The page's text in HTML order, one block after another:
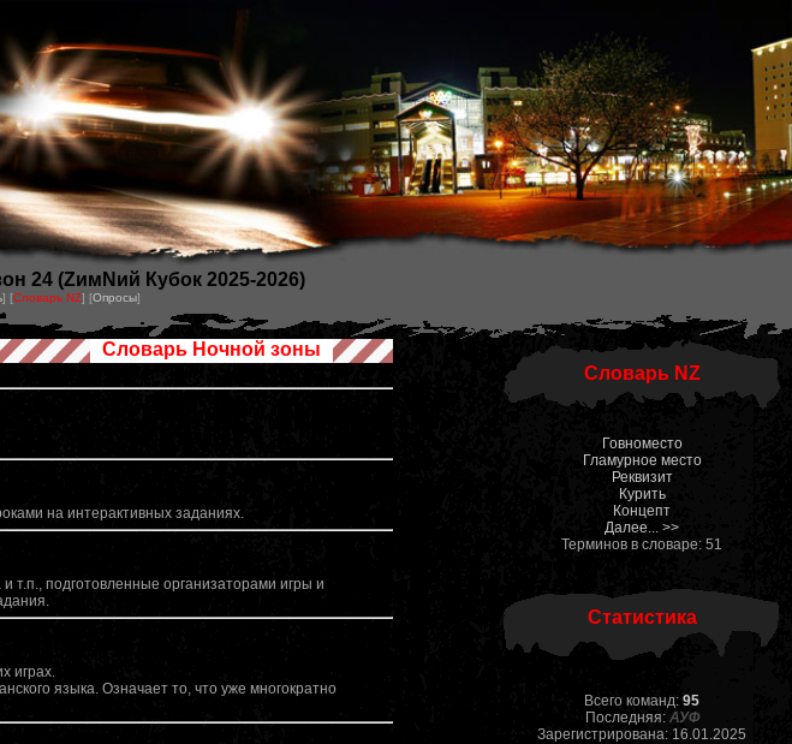
24 (ZимNий Кубок 2025-2026)
] [Словарь NZ] [Опросы]
Словарь Ночной зоны
на интерактивных заданиях.
т.п., подготовленные организаторами игры и
играх.
языка. Означает то, что уже многократно
Словарь NZ
Говноместо
Гламурное место
Реквизит
Курить
Концепт
Далее... >>
Терминов в словаре: 51
Статистика
Всего команд: 95
Последняя: АУФ
Зарегистрирована: 16.01.2025